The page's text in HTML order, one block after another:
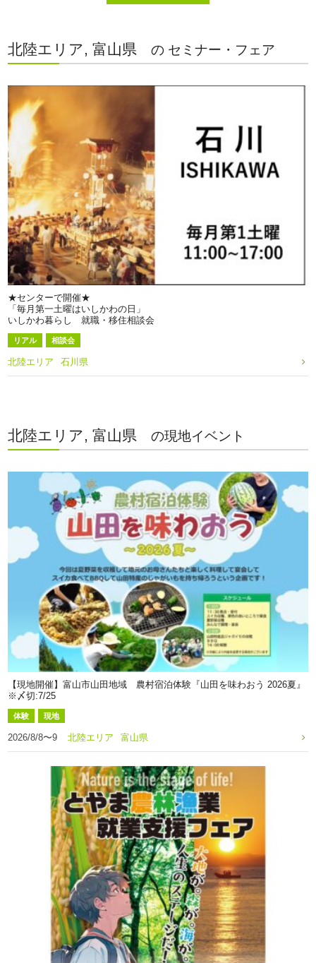
北陸エリア, 富山県 の セミナー・フェア
★センターで開催★
「毎月第一土曜はいしかわの日」
いしかわ暮らし 就職・移住相談会
リアル 相談会
北陸エリア 石川県
北陸エリア, 富山県 の現地イベント
【現地開催】富山市山田地域 農村宿泊体験『山田を味わおう 2026夏』
※〆切:7/25
体験 現地
2026/8/8〜9 北陸エリア 富山県